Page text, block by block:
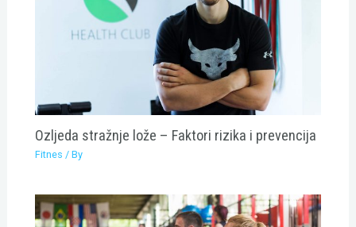
Ozljeda stražnje lože – Faktori rizika i prevencija
Fitnes / By